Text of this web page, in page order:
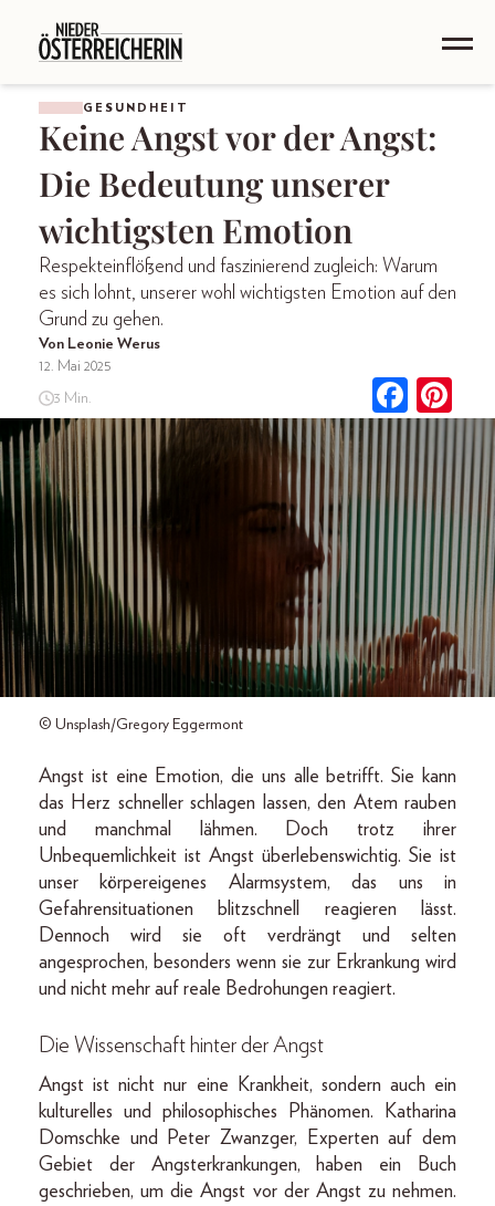
GESUNDHEIT
Keine Angst vor der Angst:
Die Bedeutung unserer
wichtigsten Emotion
Respekteinflößend und faszinierend zugleich: Warum
es sich lohnt, unserer wohl wichtigsten Emotion auf den
Grund zu gehen.
Von Leonie Werus
12. Mai 2025
3 Min.
© Unsplash/Gregory Eggermont
Angst ist eine Emotion, die uns alle betrifft. Sie kann
das Herz schneller schlagen lassen, den Atem rauben
und manchmal lähmen. Doch trotz ihrer
Unbequemlichkeit ist Angst überlebenswichtig. Sie ist
unser körpereigenes Alarmsystem, das uns in
Gefahrensituationen blitzschnell reagieren lässt.
Dennoch wird sie oft verdrängt und selten
angesprochen, besonders wenn sie zur Erkrankung wird
und nicht mehr auf reale Bedrohungen reagiert.
Die Wissenschaft hinter der Angst
Angst ist nicht nur eine Krankheit, sondern auch ein
kulturelles und philosophisches Phänomen. Katharina
Domschke und Peter Zwanzger, Experten auf dem
Gebiet der Angsterkrankungen, haben ein Buch
geschrieben, um die Angst vor der Angst zu nehmen.